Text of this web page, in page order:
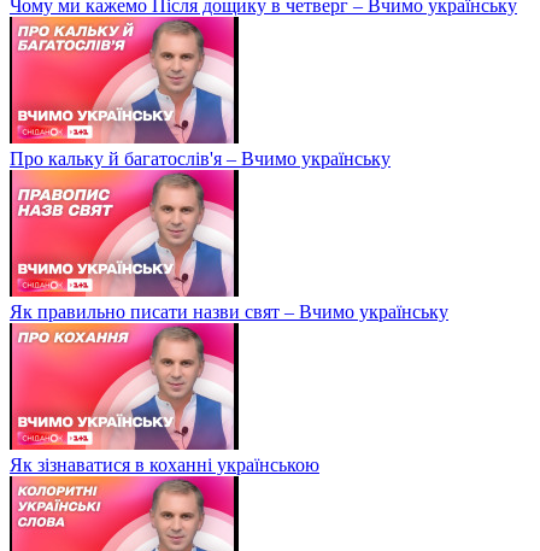
Чому ми кажемо Після дощику в четверг – Вчимо українську
Про кальку й багатослів'я – Вчимо українську
Як правильно писати назви свят – Вчимо українську
Як зізнаватися в коханні українською